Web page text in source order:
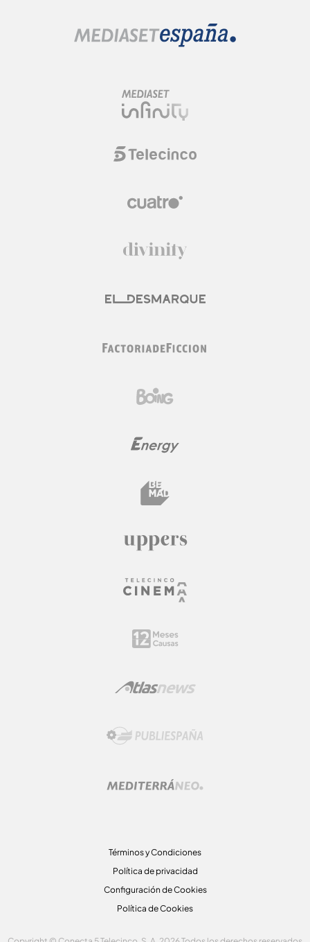
Términos y Condiciones
Política de privacidad
Configuración de Cookies
Política de Cookies